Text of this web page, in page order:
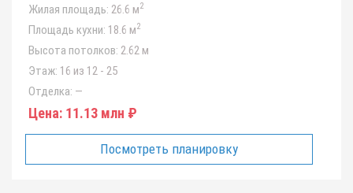
Жилая площадь: 26.6 м2
Площадь кухни: 18.6 м2
Высота потолков: 2.62 м
Этаж: 16 из 12 - 25
Отделка: —
Цена: 11.13 млн ₽
Посмотреть планировку